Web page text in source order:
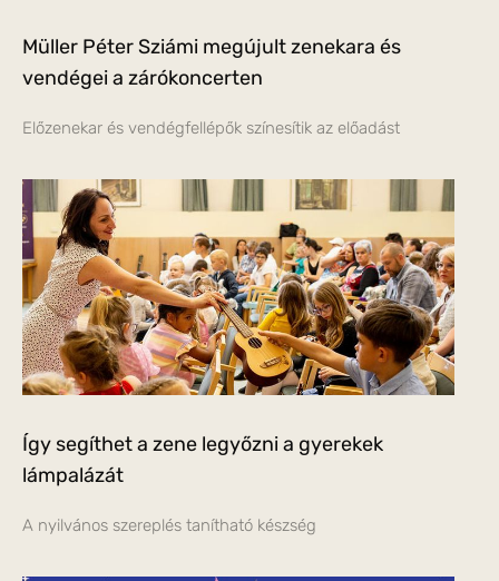
Müller Péter Sziámi megújult zenekara és
vendégei a zárókoncerten
Előzenekar és vendégfellépők színesítik az előadást
Így segíthet a zene legyőzni a gyerekek
lámpalázát
A nyilvános szereplés tanítható készség